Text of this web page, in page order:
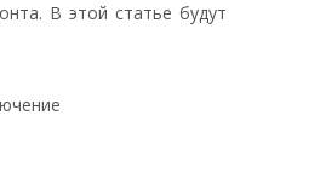
В этой статье будут